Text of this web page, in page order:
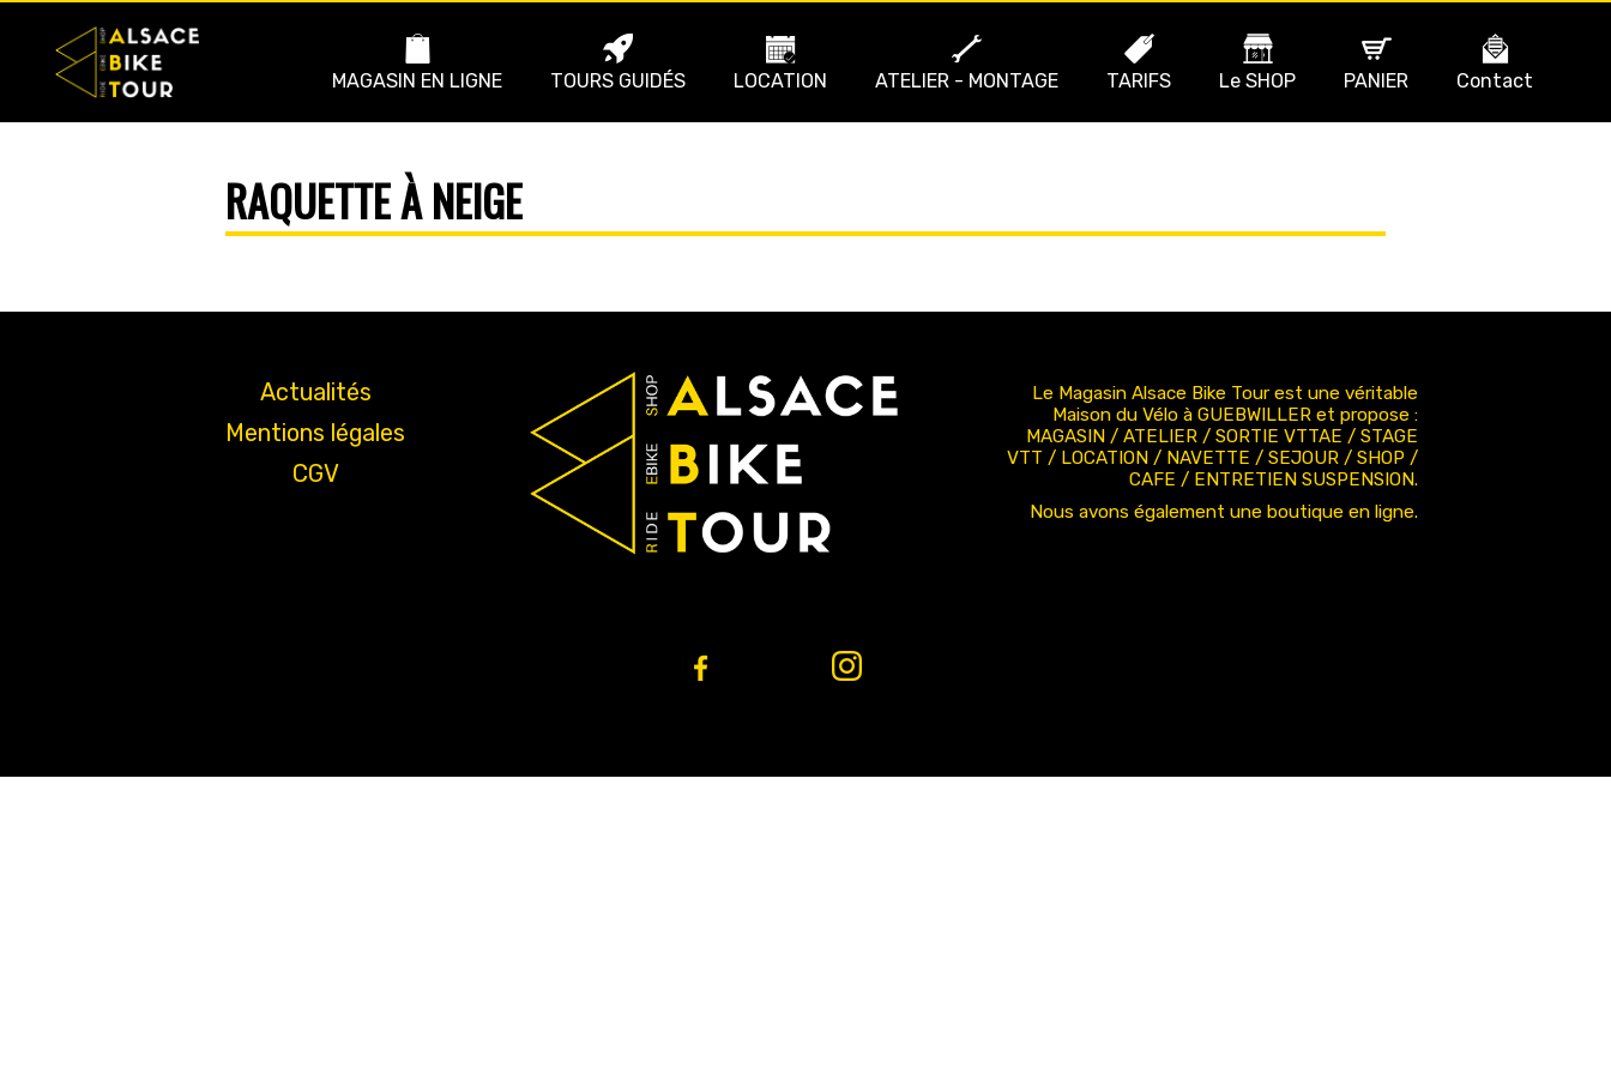
MAGASIN EN LIGNE TOURS GUIDÉS LOCATION ATELIER - MONTAGE TARIFS Le SHOP PANIER Contact
RAQUETTE À NEIGE
Actualités
Mentions légales
CGV
Le Magasin Alsace Bike Tour est une véritable
Maison du Vélo à GUEBWILLER et propose :
MAGASIN / ATELIER / SORTIE VTTAE / STAGE
VTT / LOCATION / NAVETTE / SEJOUR / SHOP /
CAFE / ENTRETIEN SUSPENSION.
Nous avons également une boutique en ligne.